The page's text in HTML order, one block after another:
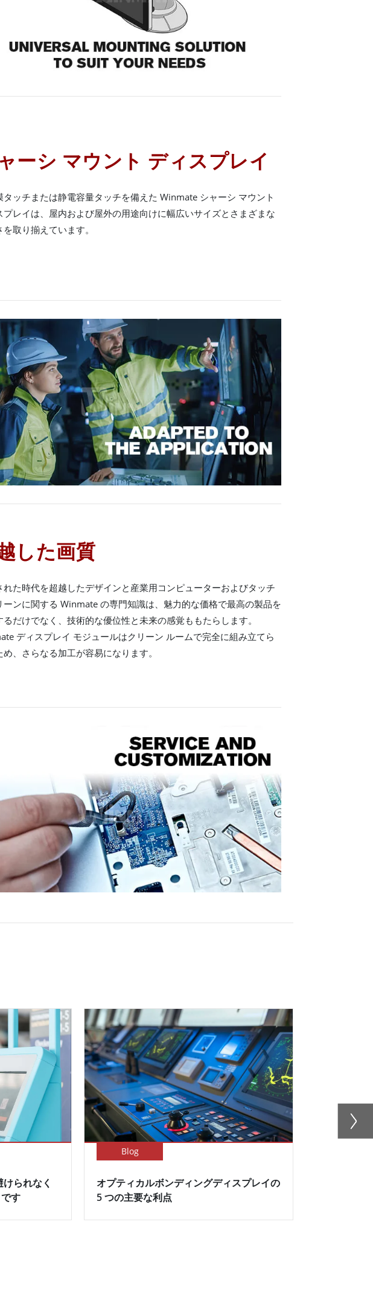
ーシ マウント ディスプレイ
タッチまたは静電容量タッチを備えた Winmate シャーシ マウント
プレイは、屋内および屋外の用途向けに幅広いサイズとさまざまな
を取り揃えています。
した画質
れた時代を超越したデザインと産業用コンピューターおよびタッチ
ーンに関する Winmate の専門知識は、魅力的な価格で最高の製品を
るだけでなく、技術的な優位性と未来の感覚ももたらします。
ディスプレイ モジュールはクリーン ルームで完全に組み立てら
め、さらなる加工が容易になります。
られなく
す
Blog
オプティカルボンディングディスプレイの
5 つの主要な利点